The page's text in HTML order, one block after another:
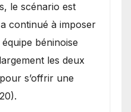
le scénario est
continué à imposer
béninoise
les deux
s’offrir une